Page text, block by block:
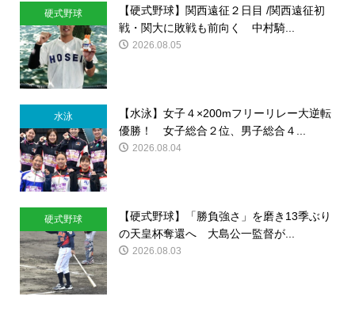
硬式野球
【硬式野球】関西遠征２日目 /関西遠征初
戦・関大に敗戦も前向く 中村騎...
2026.08.05
水泳
【水泳】女子４×200mフリーリレー大逆転
優勝！ 女子総合２位、男子総合４...
2026.08.04
硬式野球
【硬式野球】「勝負強さ」を磨き13季ぶり
の天皇杯奪還へ 大島公一監督が...
2026.08.03